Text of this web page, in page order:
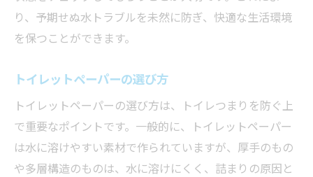
り、予期せぬ水トラブルを未然に防ぎ、快適な生活環境
を保つことができます。
トイレットペーパーの選び方
トイレットペーパーの選び方は、トイレつまりを防ぐ上
で重要なポイントです。一般的に、トイレットペーパー
は水に溶けやすい素材で作られていますが、厚手のもの
や多層構造のものは、水に溶けにくく、詰まりの原因と